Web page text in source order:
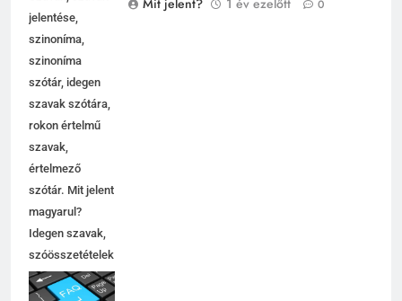
Szavak, szavak
jelentése,
szinoníma,
szinoníma
szótár, idegen
szavak szótára,
rokon értelmű
szavak,
értelmező
szótár. Mit jelent
magyarul?
Idegen szavak,
szóösszetételek
jelentése,